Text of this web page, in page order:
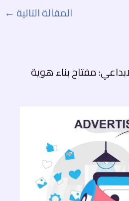
المقالة التالية ←
مفتاح بناء هوية